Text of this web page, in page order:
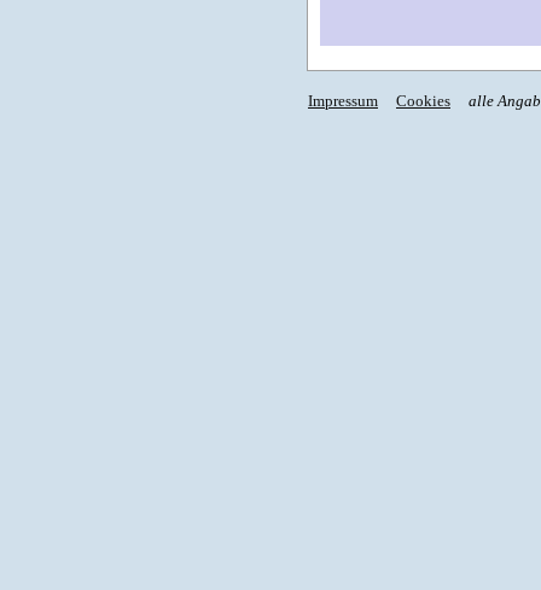
Impressum Cookies alle